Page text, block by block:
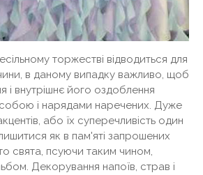
торжестві відводиться для
в даному випадку важливо, щоб
і внутрішнє його оздоблення
і нарядами наречених. Дуже
або їх суперечливість один
як в пам'яті запрошених
свята, псуючи таким чином,
Декорування напоїв, страв і